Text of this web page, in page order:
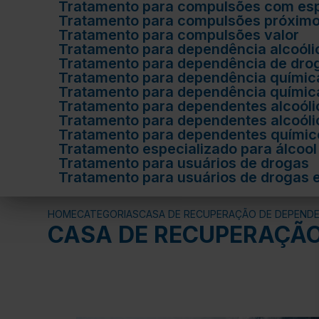
Tratamento para compulsões com
Tratamento para compulsões
Tratamento para compulsões valor
Tratamento para dependência
Tratamento para dependência de
Tratamento para dependência
Tratamento para dependência
Tratamento para dependentes
Tratamento para dependentes
Tratamento para dependentes
Tratamento especializado para álcool
Tratamento para usuários de drogas
Tratamento para usuários de drogas
HOMECATEGORIASCASA DE RECUPERAÇÃO DE
CASA DE